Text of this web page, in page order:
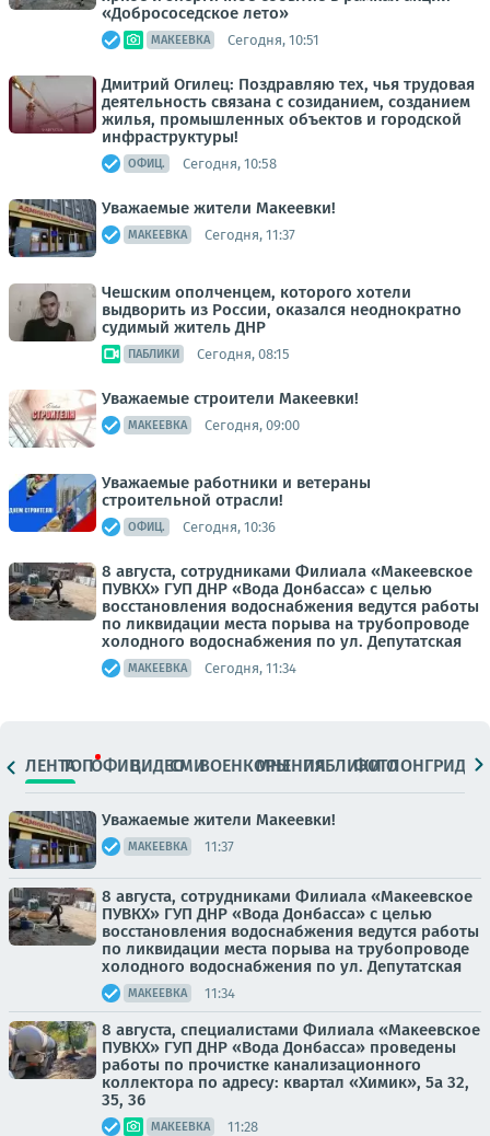
«Добрососедское лето»
МАКЕЕВКА Сегодня, 10:51
Дмитрий Огилец: Поздравляю тех, чья трудовая
деятельность связана с созиданием, созданием
жилья, промышленных объектов и городской
инфраструктуры!
ОФИЦ. Сегодня, 10:58
Уважаемые жители Макеевки!
МАКЕЕВКА Сегодня, 11:37
Чешским ополченцем, которого хотели
выдворить из России, оказался неоднократно
судимый житель ДНР
ПАБЛИКИ Сегодня, 08:15
Уважаемые строители Макеевки!
МАКЕЕВКА Сегодня, 09:00
Уважаемые работники и ветераны
строительной отрасли!
ОФИЦ. Сегодня, 10:36
8 августа, сотрудниками Филиала «Макеевское
ПУВКХ» ГУП ДНР «Вода Донбасса» с целью
восстановления водоснабжения ведутся работы
по ликвидации места порыва на трубопроводе
холодного водоснабжения по ул. Депутатская
МАКЕЕВКА Сегодня, 11:34
ЛЕНТАТОПОФИЦ.ВИДЕОСМИВОЕНКОРЫМНЕНИЯПАБЛИКИ
ФОТОЛОНГРИДЫ
Уважаемые жители Макеевки!
МАКЕЕВКА 11:37
8 августа, сотрудниками Филиала «Макеевское
ПУВКХ» ГУП ДНР «Вода Донбасса» с целью
восстановления водоснабжения ведутся работы
по ликвидации места порыва на трубопроводе
холодного водоснабжения по ул. Депутатская
МАКЕЕВКА 11:34
8 августа, специалистами Филиала «Макеевское
ПУВКХ» ГУП ДНР «Вода Донбасса» проведены
работы по прочистке канализационного
коллектора по адресу: квартал «Химик», 5а 32,
35, 36
МАКЕЕВКА 11:28